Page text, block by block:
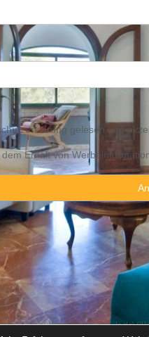
gelesen und
Erhalt von
Consulting Spain By